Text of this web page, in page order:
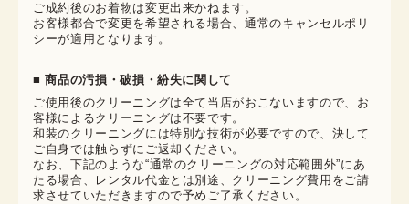
ご成約後のお着物は変更出来かねます。
お客様都合で変更を希望される場合、通常のキャンセルポリ
シーが適用となります。
■ 商品の汚損・破損・紛失に関して
ご使用後のクリーニングは全て当店がおこないますので、お
客様によるクリーニングは不要です。
和装のクリーニングには特別な技術が必要ですので、決して
ご自身では触らずにご返却ください。
なお、下記のような“通常のクリーニングの対応範囲外”にあ
たる場合、レンタル代金とは別途、クリーニング費用をご請
求させていただきますので予めご了承ください。